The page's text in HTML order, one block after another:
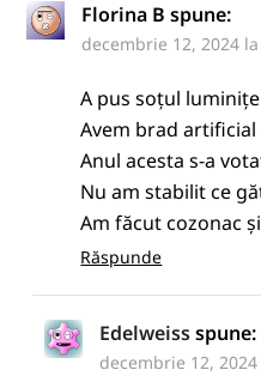
Florina B spune:
decembrie 12, 2024 la
A pus soțul
Avem brad artificial
Anul acesta s-a
Nu am stabilit ce
Am făcut cozonac
Răspunde
Edelweiss spune:
decembrie 12, 2024